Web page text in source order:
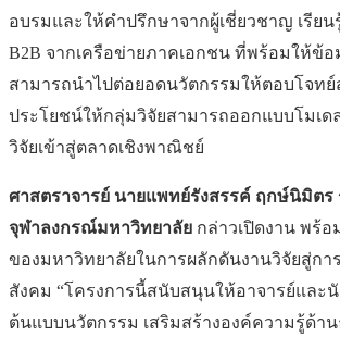
อบรมและให้คำปรึกษาจากผู้เชี่ยวชาญ เรีย
B2B จากเครือข่ายภาคเอกชน ที่พร้อมให้ข้อ
สามารถนำไปต่อยอดนวัตกรรมให้ตอบโจทย์
ประโยชน์ให้กลุ่มวิจัยสามารถออกแบบโมเด
วิจัยเข้าสู่ตลาดเชิงพาณิชย์
ศาสตราจารย์ นายแพทย์รังสรรค์ ฤกษ์นิมิตร
จุฬาลงกรณ์มหาวิทยาลัย กล่าวเปิดงาน พร้
ของมหาวิทยาลัยในการผลักดันงานวิจัยสู่กา
สังคม “โครงการนี้สนับสนุนให้อาจารย์และ
ต้นแบบนวัตกรรม เสริมสร้างองค์ความรู้ด้า